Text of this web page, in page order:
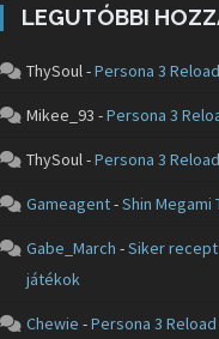
LEGUTÓBBI
ThySoul-Persona 3
Mikee_93 -Persona 3
ThySoul-Persona 3
Gameagent-Shin Megami
Gabe_March -Siker
játékok
Chewie -Persona 3